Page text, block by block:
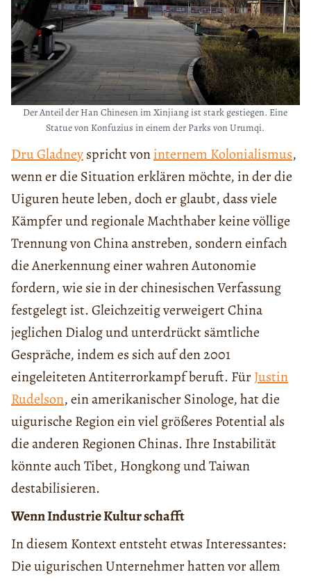
Der Anteil der Han Chinesen im Xinjiang ist stark gestiegen. Eine
Statue von Konfuzius in einem der Parks von Urumqi.
Dru Gladneyspricht voninternem Kolonialismus,
wenn er die Situation erklären möchte, in der die
Uiguren heute leben, doch er glaubt, dass viele
Kämpfer und regionale Machthaber keine völlige
Trennung von China anstreben, sondern einfach
die Anerkennung einer wahren Autonomie
fordern, wie sie in der chinesischen Verfassung
festgelegt ist. Gleichzeitig verweigert China
jeglichen Dialog und unterdrückt sämtliche
Gespräche, indem es sich auf den 2001
eingeleiteten Antiterrorkampf beruft. FürJustin
Rudelson, ein amerikanischer Sinologe, hat die
uigurische Region ein viel größeres Potential als
die anderen Regionen Chinas. Ihre Instabilität
könnte auch Tibet, Hongkong und Taiwan
destabilisieren.
Wenn Industrie Kultur schafft
In diesem Kontext entsteht etwas Interessantes:
Die uigurischen Unternehmer hatten vor allem